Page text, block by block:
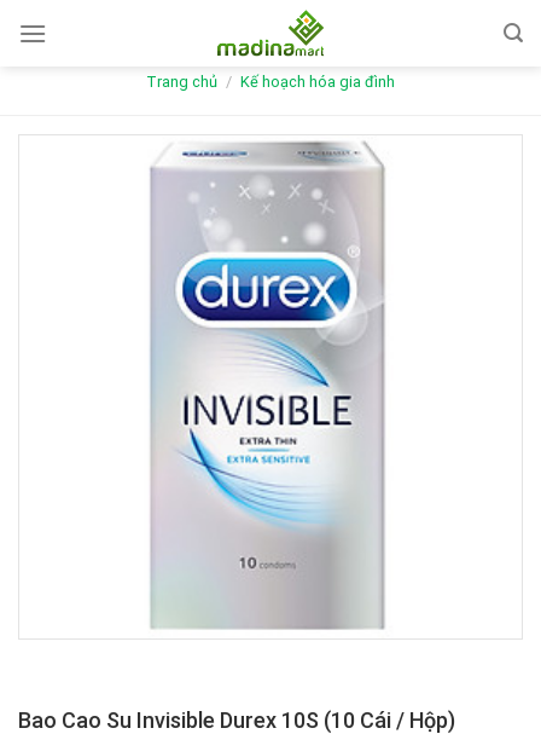
Trang chủ / Kế hoạch hóa gia đình
Bao Cao Su Invisible Durex 10S (10 Cái / Hộp)